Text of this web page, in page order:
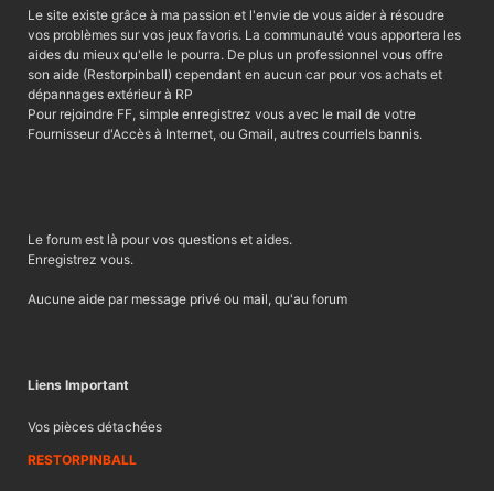
Le site existe grâce à ma passion et l'envie de vous aider à résoudre
vos problèmes sur vos jeux favoris. La communauté vous apportera les
aides du mieux qu'elle le pourra. De plus un professionnel vous offre
son aide (Restorpinball) cependant en aucun car pour vos achats et
dépannages extérieur à RP
Pour rejoindre FF, simple enregistrez vous avec le mail de votre
Fournisseur d'Accès à Internet, ou Gmail, autres courriels bannis.
Le forum est là pour vos questions et aides.
Enregistrez vous.
Aucune aide par message privé ou mail, qu'au forum
Liens Important
Vos pièces détachées
RESTORPINBALL